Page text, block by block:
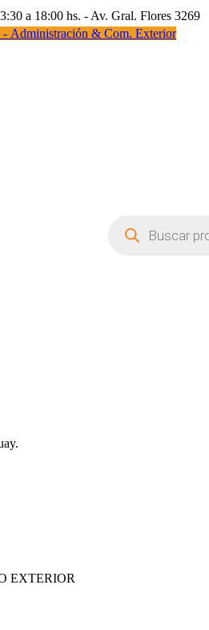
a 18:00 hs. - Av. Gral. Flores 3269
- Administración & Com. Exterior
productos
EXTERIOR